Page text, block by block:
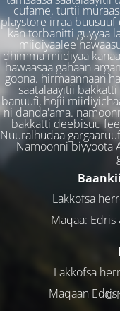
cufame. turtii
playstore irraa buusuuf
kan torbanitti guyyaa
miidiyaalee
dhimma miidiyaa
hawaasaa gahaan
goona. hirmaannaan
saatalaayitii
banuufi, hojii
ni danda'ama.
bakkatti deebisuu
Nuuralhudaa
Namoonni biyyoota
Lakkofsa
Maqaa:
Lakkofsa
Maqaan
©